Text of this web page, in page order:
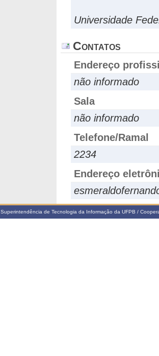
Universidade
Contatos
Endereço
não informado
Sala
não informado
Telefone/Ramal
2234
Endereço
de Tecnologia da Informação da UFPB /